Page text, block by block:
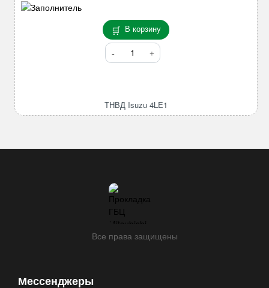
В корзину
Количество
товара
ТНВД Isuzu 4LE1
Все права защищены
Мессенджеры